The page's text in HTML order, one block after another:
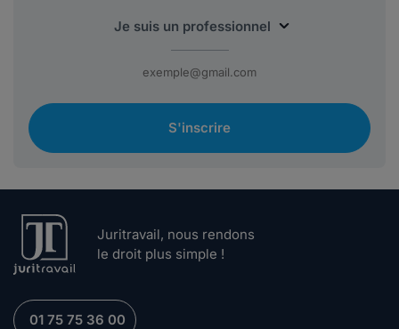
S'inscrire
Juritravail, nous rendons
le droit plus simple !
01 75 75 36 00